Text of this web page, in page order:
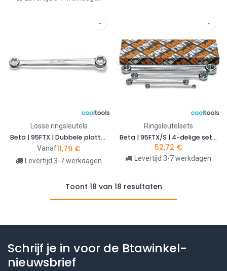
Losse ringsleutels
Beta | 95FTX | Dubbele platte ringsleutels voor uitwendige Torx-bouten
Vanaf11,79 €
Levertijd 3-7 werkdagen
Ringsleutelsets
Beta | 95FTX/S | 4-delige set platte E-Torx-ringsleutels | 000950325
52,72 €
Levertijd 3-7 werkdagen
Toont 18 van 18 resultaten
Schrijf je in voor de Btawinkel-
nieuwsbrief